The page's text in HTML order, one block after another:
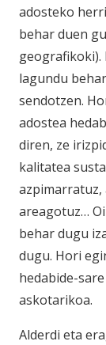
adosteko
behar duen
lagundu
sendotzen.
adostea
diren, ze
kalitatea
azpimarratuz,
areagotuz…
behar dugu
dugu. Hori
hedabide-
askotarikoa.
Alderdi eta